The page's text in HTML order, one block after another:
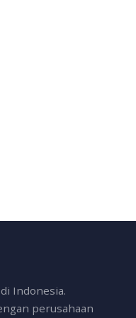
Indonesia.
perusahaan